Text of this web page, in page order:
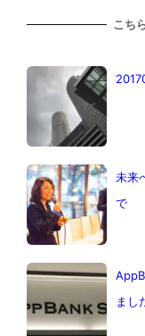
こち
未来
で
まし